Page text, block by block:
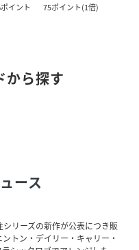
イント
75ポイント(1倍)
から探す
ース
リーズの新作が公表につき販
トン・デイリー・キャリー・